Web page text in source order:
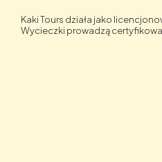
Kaki Tours działa jako
Wycieczki prowadzą